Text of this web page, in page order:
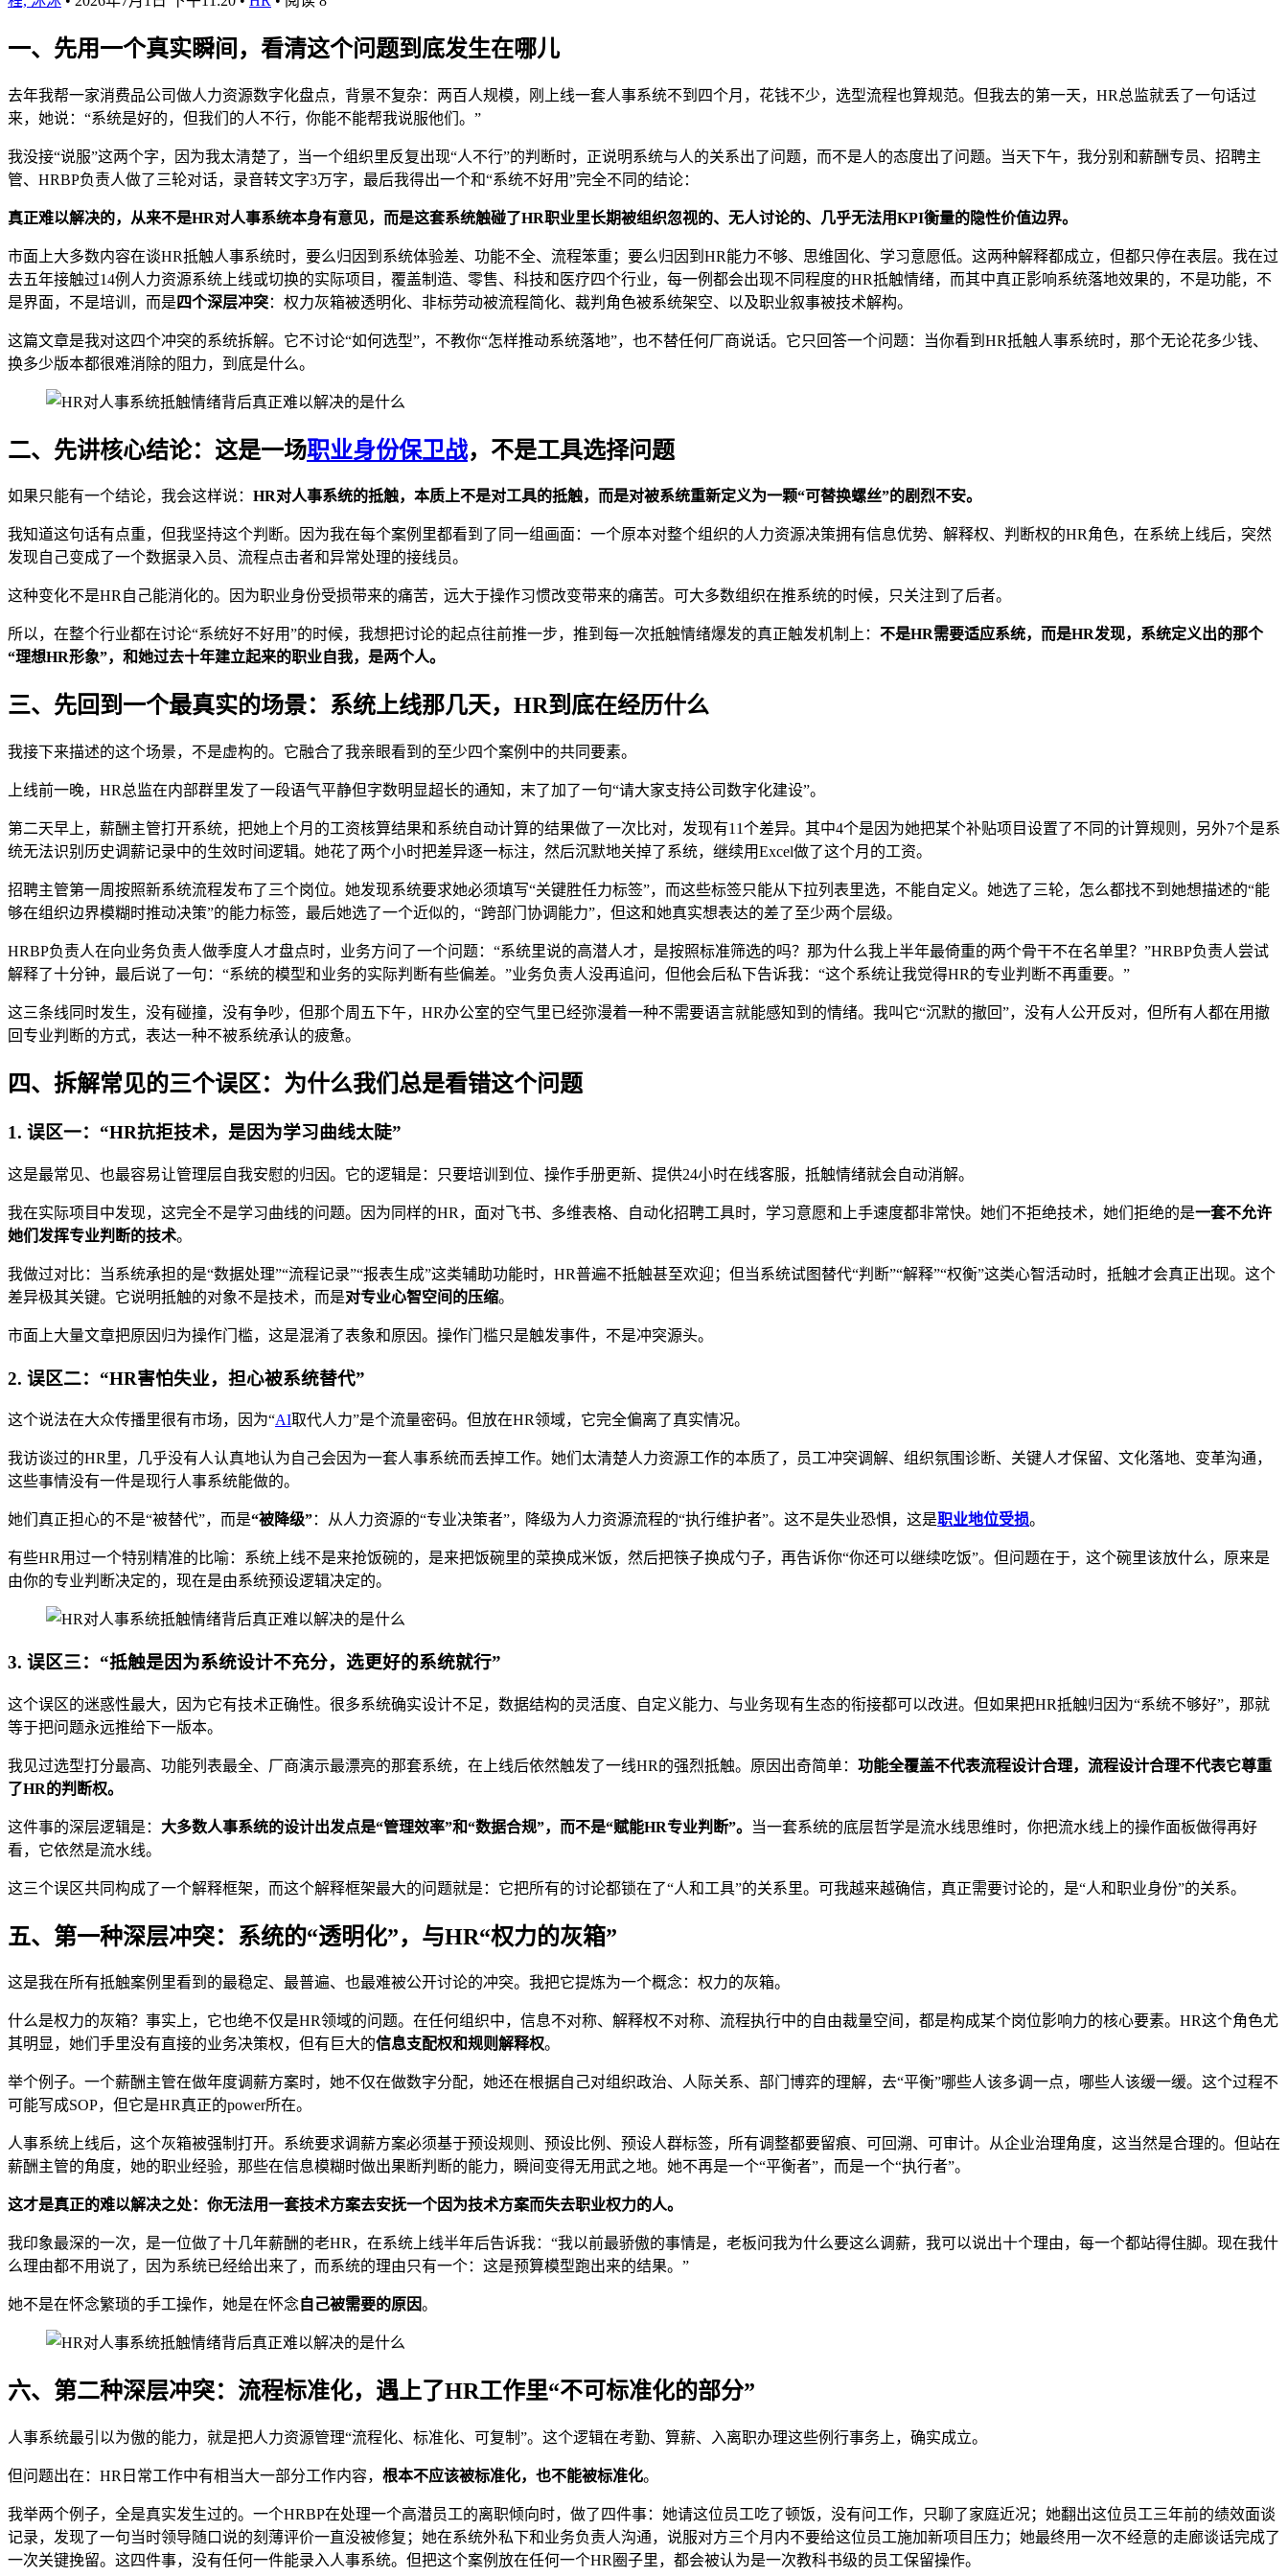
一、先用一个真实瞬间，看清这个问题到底发生在哪儿
去年我帮一家消费品公司做人力资源数字化盘点，背景不复杂：两百人规模，刚上线一套人事系统不到四个月，花钱不少，选型流程也算规范。但我去的第一天，HR总监就丢了一句话过
来，她说：“系统是好的，但我们的人不行，你能不能帮我说服他们。”
我没接“说服”这两个字，因为我太清楚了，当一个组织里反复出现“人不行”的判断时，正说明系统与人的关系出了问题，而不是人的态度出了问题。当天下午，我分别和薪酬专员、招聘主
管、HRBP负责人做了三轮对话，录音转文字3万字，最后我得出一个和“系统不好用”完全不同的结论：
真正难以解决的，从来不是HR对人事系统本身有意见，而是这套系统触碰了HR职业里长期被组织忽视的、无人讨论的、几乎无法用KPI衡量的隐性价值边界。
市面上大多数内容在谈HR抵触人事系统时，要么归因到系统体验差、功能不全、流程笨重；要么归因到HR能力不够、思维固化、学习意愿低。这两种解释都成立，但都只停在表层。我在过
去五年接触过14例人力资源系统上线或切换的实际项目，覆盖制造、零售、科技和医疗四个行业，每一例都会出现不同程度的HR抵触情绪，而其中真正影响系统落地效果的，不是功能，不
是界面，不是培训，而是 四个深层冲突：权力灰箱被透明化、非标劳动被流程简化、裁判角色被系统架空、以及职业叙事被技术解构。
这篇文章是我对这四个冲突的系统拆解。它不讨论“如何选型”，不教你“怎样推动系统落地”，也不替任何厂商说话。它只回答一个问题：当你看到HR抵触人事系统时，那个无论花多少钱、
换多少版本都很难消除的阻力，到底是什么。
二、先讲核心结论：这是一场职业身份保卫战，不是工具选择问题
如果只能有一个结论，我会这样说： HR对人事系统的抵触，本质上不是对工具的抵触，而是对被系统重新定义为一颗“可替换螺丝”的剧烈不安。
我知道这句话有点重，但我坚持这个判断。因为我在每个案例里都看到了同一组画面：一个原本对整个组织的人力资源决策拥有信息优势、解释权、判断权的HR角色，在系统上线后，突然
发现自己变成了一个数据录入员、流程点击者和异常处理的接线员。
这种变化不是HR自己能消化的。因为职业身份受损带来的痛苦，远大于操作习惯改变带来的痛苦。可大多数组织在推系统的时候，只关注到了后者。
所以，在整个行业都在讨论“系统好不好用”的时候，我想把讨论的起点往前推一步，推到每一次抵触情绪爆发的真正触发机制上： 不是HR需要适应系统，而是HR发现，系统定义出的那个
“理想HR形象”，和她过去十年建立起来的职业自我，是两个人。
三、先回到一个最真实的场景：系统上线那几天，HR到底在经历什么
我接下来描述的这个场景，不是虚构的。它融合了我亲眼看到的至少四个案例中的共同要素。
上线前一晚，HR总监在内部群里发了一段语气平静但字数明显超长的通知，末了加了一句“请大家支持公司数字化建设”。
第二天早上，薪酬主管打开系统，把她上个月的工资核算结果和系统自动计算的结果做了一次比对，发现有11个差异。其中4个是因为她把某个补贴项目设置了不同的计算规则，另外7个是系
统无法识别历史调薪记录中的生效时间逻辑。她花了两个小时把差异逐一标注，然后沉默地关掉了系统，继续用Excel做了这个月的工资。
招聘主管第一周按照新系统流程发布了三个岗位。她发现系统要求她必须填写“关键胜任力标签”，而这些标签只能从下拉列表里选，不能自定义。她选了三轮，怎么都找不到她想描述的“能
够在组织边界模糊时推动决策”的能力标签，最后她选了一个近似的，“跨部门协调能力”，但这和她真实想表达的差了至少两个层级。
HRBP负责人在向业务负责人做季度人才盘点时，业务方问了一个问题：“系统里说的高潜人才，是按照标准筛选的吗？那为什么我上半年最倚重的两个骨干不在名单里？”HRBP负责人尝试
解释了十分钟，最后说了一句：“系统的模型和业务的实际判断有些偏差。”业务负责人没再追问，但他会后私下告诉我：“这个系统让我觉得HR的专业判断不再重要。”
这三条线同时发生，没有碰撞，没有争吵，但那个周五下午，HR办公室的空气里已经弥漫着一种不需要语言就能感知到的情绪。我叫它“沉默的撤回”，没有人公开反对，但所有人都在用撤
回专业判断的方式，表达一种不被系统承认的疲惫。
四、拆解常见的三个误区：为什么我们总是看错这个问题
1. 误区一：“HR抗拒技术，是因为学习曲线太陡”
这是最常见、也最容易让管理层自我安慰的归因。它的逻辑是：只要培训到位、操作手册更新、提供24小时在线客服，抵触情绪就会自动消解。
我在实际项目中发现，这完全不是学习曲线的问题。因为同样的HR，面对飞书、多维表格、自动化招聘工具时，学习意愿和上手速度都非常快。她们不拒绝技术，她们拒绝的是一套不允许
她们发挥专业判断的技术。
我做过对比：当系统承担的是“数据处理”“流程记录”“报表生成”这类辅助功能时，HR普遍不抵触甚至欢迎；但当系统试图替代“判断”“解释”“权衡”这类心智活动时，抵触才会真正出现。这个
差异极其关键。它说明抵触的对象不是技术，而是对专业心智空间的压缩。
市面上大量文章把原因归为操作门槛，这是混淆了表象和原因。操作门槛只是触发事件，不是冲突源头。
2. 误区二：“HR害怕失业，担心被系统替代”
这个说法在大众传播里很有市场，因为“AI取代人力”是个流量密码。但放在HR领域，它完全偏离了真实情况。
我访谈过的HR里，几乎没有人认真地认为自己会因为一套人事系统而丢掉工作。她们太清楚人力资源工作的本质了，员工冲突调解、组织氛围诊断、关键人才保留、文化落地、变革沟通，
这些事情没有一件是现行人事系统能做的。
她们真正担心的不是“被替代”，而是“被降级”：从人力资源的“专业决策者”，降级为人力资源流程的“执行维护者”。这不是失业恐惧，这是职业地位受损。
有些HR用过一个特别精准的比喻：系统上线不是来抢饭碗的，是来把饭碗里的菜换成米饭，然后把筷子换成勺子，再告诉你“你还可以继续吃饭”。但问题在于，这个碗里该放什么，原来是
由你的专业判断决定的，现在是由系统预设逻辑决定的。
3. 误区三：“抵触是因为系统设计不充分，选更好的系统就行”
这个误区的迷惑性最大，因为它有技术正确性。很多系统确实设计不足，数据结构的灵活度、自定义能力、与业务现有生态的衔接都可以改进。但如果把HR抵触归因为“系统不够好”，那就
等于把问题永远推给下一版本。
我见过选型打分最高、功能列表最全、厂商演示最漂亮的那套系统，在上线后依然触发了一线HR的强烈抵触。原因出奇简单： 功能全覆盖不代表流程设计合理，流程设计合理不代表它尊重
了HR的判断权。
这件事的深层逻辑是： 大多数人事系统的设计出发点是“管理效率”和“数据合规”，而不是“赋能HR专业判断”。
当一套系统的底层哲学是流水线思维时，你把流水线上的操作面板做得再好
看，它依然是流水线。
这三个误区共同构成了一个解释框架，而这个解释框架最大的问题就是：它把所有的讨论都锁在了“人和工具”的关系里。可我越来越确信，真正需要讨论的，是“人和职业身份”的关系。
五、第一种深层冲突：系统的“透明化”，与HR“权力的灰箱”
这是我在所有抵触案例里看到的最稳定、最普遍、也最难被公开讨论的冲突。我把它提炼为一个概念：权力的灰箱。
什么是权力的灰箱？事实上，它也绝不仅是HR领域的问题。在任何组织中，信息不对称、解释权不对称、流程执行中的自由裁量空间，都是构成某个岗位影响力的核心要素。HR这个角色尤
其明显，她们手里没有直接的业务决策权，但有巨大的信息支配权和规则解释权。
举个例子。一个薪酬主管在做年度调薪方案时，她不仅在做数字分配，她还在根据自己对组织政治、人际关系、部门博弈的理解，去“平衡”哪些人该多调一点，哪些人该缓一缓。这个过程不
可能写成SOP，但它是HR真正的power所在。
人事系统上线后，这个灰箱被强制打开。系统要求调薪方案必须基于预设规则、预设比例、预设人群标签，所有调整都要留痕、可回溯、可审计。从企业治理角度，这当然是合理的。但站在
薪酬主管的角度，她的职业经验，那些在信息模糊时做出果断判断的能力，瞬间变得无用武之地。她不再是一个“平衡者”，而是一个“执行者”。
这才是真正的难以解决之处：你无法用一套技术方案去安抚一个因为技术方案而失去职业权力的人。
我印象最深的一次，是一位做了十几年薪酬的老HR，在系统上线半年后告诉我：“我以前最骄傲的事情是，老板问我为什么要这么调薪，我可以说出十个理由，每一个都站得住脚。现在我什
么理由都不用说了，因为系统已经给出来了，而系统的理由只有一个：这是预算模型跑出来的结果。”
她不是在怀念繁琐的手工操作，她是在怀念 自己被需要的原因。
六、第二种深层冲突：流程标准化，遇上了HR工作里“不可标准化的部分”
人事系统最引以为傲的能力，就是把人力资源管理“流程化、标准化、可复制”。这个逻辑在考勤、算薪、入离职办理这些例行事务上，确实成立。
但问题出在：HR日常工作中有相当大一部分工作内容， 根本不应该被标准化，也不能被标准化。
我举两个例子，全是真实发生过的。一个HRBP在处理一个高潜员工的离职倾向时，做了四件事：她请这位员工吃了顿饭，没有问工作，只聊了家庭近况；她翻出这位员工三年前的绩效面谈
记录，发现了一句当时领导随口说的刻薄评价一直没被修复；她在系统外私下和业务负责人沟通，说服对方三个月内不要给这位员工施加新项目压力；她最终用一次不经意的走廊谈话完成了
一次关键挽留。这四件事，没有任何一件能录入人事系统。但把这个案例放在任何一个HR圈子里，都会被认为是一次教科书级的员工保留操作。